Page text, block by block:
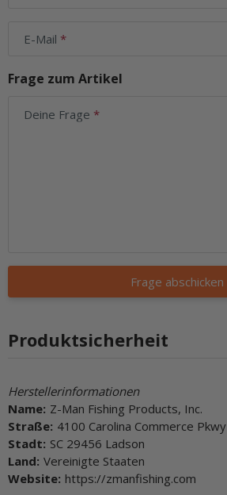
E-Mail
Frage zum Artikel
Deine Frage
Frage abschicken
Produktsicherheit
Herstellerinformationen
Name: Z-Man Fishing Products, Inc.
Straße: 4100 Carolina Commerce Pkwy
Stadt: SC 29456 Ladson
Land: Vereinigte Staaten
Website: https://zmanfishing.com